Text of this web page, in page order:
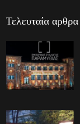
Τελευταία αρθρα